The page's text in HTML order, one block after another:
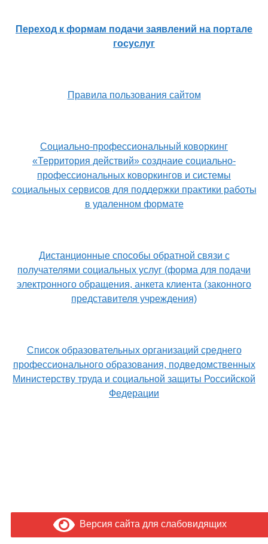
Переход к формам подачи заявлений на портале
госуслуг
Правила пользования сайтом
Социально-профессиональный коворкинг
«Территория действий» созднаие социально-
профессиональных коворкингов и системы
социальных сервисов для поддержки практики работы
в удаленном формате
Дистанционные способы обратной связи с
получателями социальных услуг (форма для подачи
электронного обращения, анкета клиента (законного
представителя учреждения)
Список образовательных организаций среднего
профессионального образования, подведомственных
Министерству труда и социальной защиты Российской
Федерации
Версия сайта для слабовидящих